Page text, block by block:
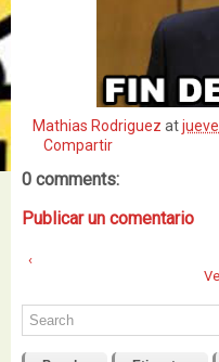
Mathias Rodriguez at
Compartir
0 comments:
Publicar un comentario
‹